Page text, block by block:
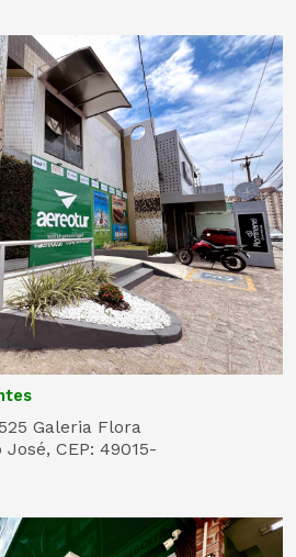
Galeria Flora
CEP: 49015-